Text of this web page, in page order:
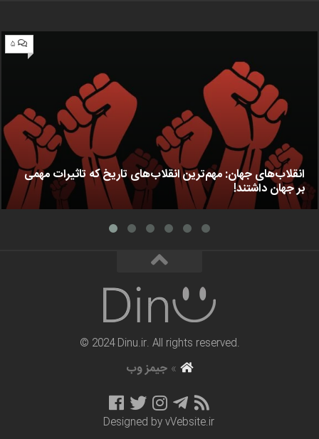
۵
انقلاب‌های جهان: مهم‌ترین انقلاب‌های تاریخ که تاثیرات مهمی
بر جهان داشتند!
© 2024 Dinu.ir. All rights reserved.
» جیمز وب
Designed byvVebsite.ir